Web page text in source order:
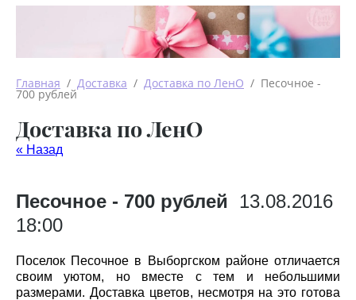
Главная
  /
Доставка
  /
Доставка по ЛенО
  /  Песочное -
700 рублей
Доставка по ЛенО
« Назад
Песочное - 700 рублей 13.08.2016
18:00
Поселок Песочное в Выборгском районе отличается
своим уютом, но вместе с тем и небольшими
размерами. Доставка цветов, несмотря на это готова